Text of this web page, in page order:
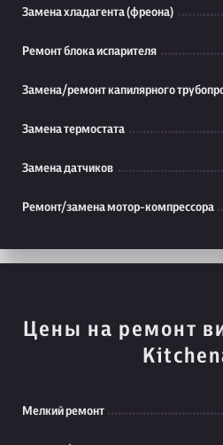
Замена хладагента (фреона)
Ремонт блока испарителя
Замена/ремонт капилярного
Замена термостата
Замена датчиков
Ремонт/замена мотор-компрессора
Цены на ремонт
Мелкий ремонт